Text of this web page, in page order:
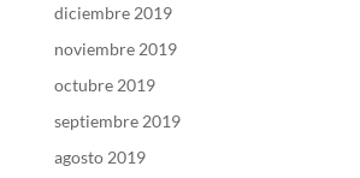
diciembre 2019
noviembre 2019
octubre 2019
septiembre 2019
agosto 2019